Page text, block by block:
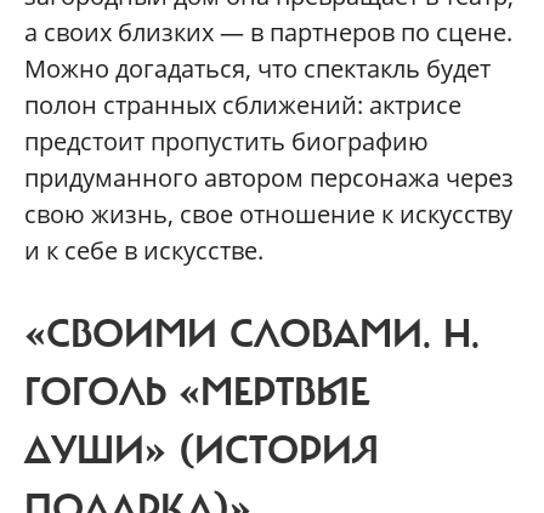
а своих близких — в партнеров по сцене.
Можно догадаться, что спектакль будет
полон странных сближений: актрисе
предстоит пропустить биографию
придуманного автором персонажа через
свою жизнь, свое отношение к искусству
и к себе в искусстве.
«СВОИМИ СЛОВАМИ. Н.
ГОГОЛЬ «МЕРТВЫЕ
ДУШИ» (ИСТОРИЯ